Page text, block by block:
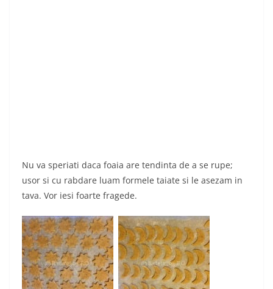
Nu va speriati daca foaia are tendinta de a se rupe;
usor si cu rabdare luam formele taiate si le asezam in
tava. Vor iesi foarte fragede.